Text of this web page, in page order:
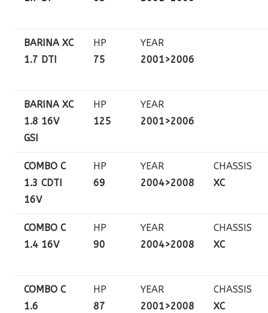
BARINA XC
1.7 DTI
HP
75
YEAR
2001>2006
BARINA XC
1.8 16V
GSI
HP
125
YEAR
2001>2006
COMBO C
1.3 CDTI
16V
HP
69
YEAR
2004>2008
CHASSIS
XC
COMBO C
1.4 16V
HP
90
YEAR
2004>2008
CHASSIS
XC
COMBO C
1.6
HP
87
YEAR
2001>2008
CHASSIS
XC